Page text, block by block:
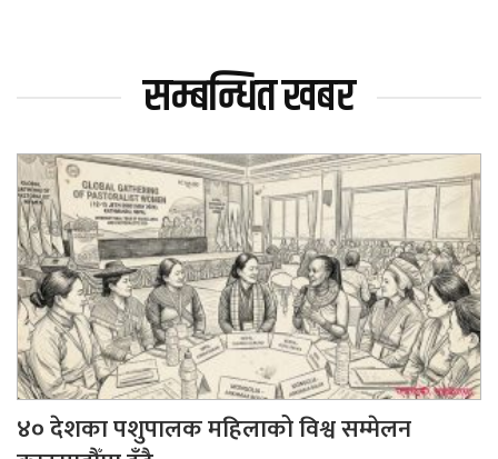
सम्बन्धित खबर
४० देशका पशुपालक महिलाको विश्व सम्मेलन